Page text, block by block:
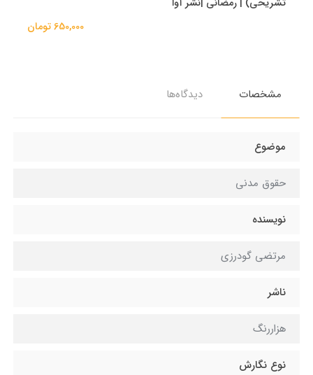
تشریحی) | رمضانی |نشر آوا
650,000 تومان
مشخصات دیدگاه‌ها
موضوع
حقوق مدنی
نویسنده
مرتضی گودرزی
ناشر
هزاررنگ
نوع نگارش